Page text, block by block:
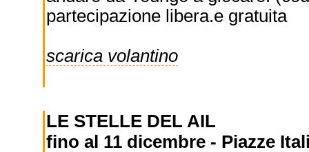
partecipazione libera.e gratuita
scarica volantino
LE STELLE DEL AIL
fino al 11 dicembre - Piazze